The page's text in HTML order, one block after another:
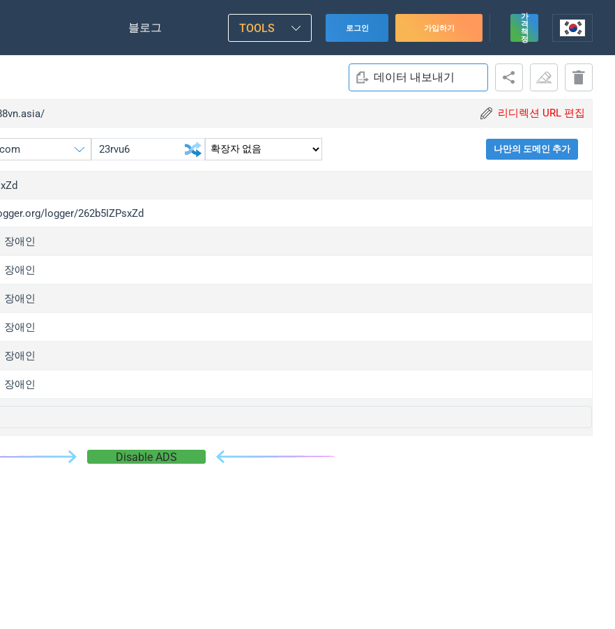
블로그 TOOLS 로그인 가입하기
가
격
책
정
데이터 내보내기
리디렉션 URL 편집
나만의 도메인 추가
logger/262b5IZPsxZd
장애인
장애인
장애인
장애인
장애인
장애인
Disable ADS